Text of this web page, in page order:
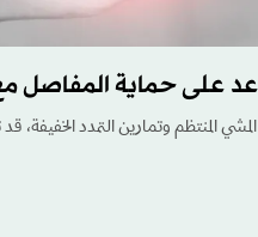
على حماية المفاصل
المنتظم وتمارين التمدد